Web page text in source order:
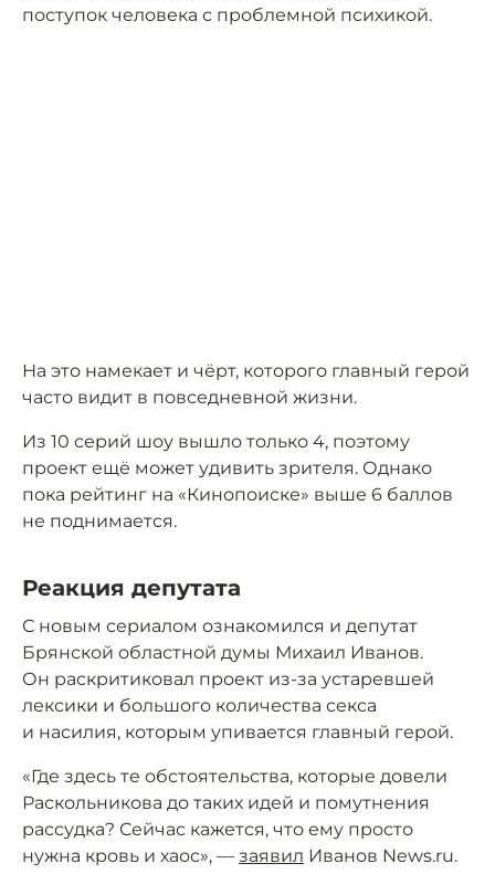
поступок человека с проблемной психикой.
На это намекает и чёрт, которого главный герой
часто видит в повседневной жизни.
Из 10 серий шоу вышло только 4, поэтому
проект ещё может удивить зрителя. Однако
пока рейтинг на «Кинопоиске» выше 6 баллов
не поднимается.
Реакция депутата
С новым сериалом ознакомился и депутат
Брянской областной думы Михаил Иванов.
Он раскритиковал проект из-за устаревшей
лексики и большого количества секса
и насилия, которым упивается главный герой.
«Где здесь те обстоятельства, которые довели
Раскольникова до таких идей и помутнения
рассудка? Сейчас кажется, что ему просто
нужна кровь и хаос», — заявил Иванов News.ru.